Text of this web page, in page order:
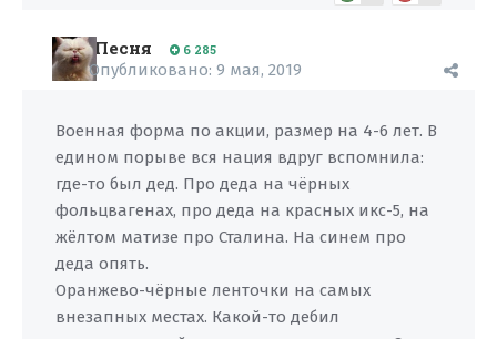
Песня 6 285
Опубликовано: 9 мая, 2019
Военная форма по акции, размер на 4-6 лет. В
едином порыве вся нация вдруг вспомнила:
где-то был дед. Про деда на чёрных
фольцвагенах, про деда на красных икс-5, на
жёлтом матизе про Сталина. На синем про
деда опять.
Оранжево-чёрные ленточки на самых
внезапных местах. Какой-то дебил